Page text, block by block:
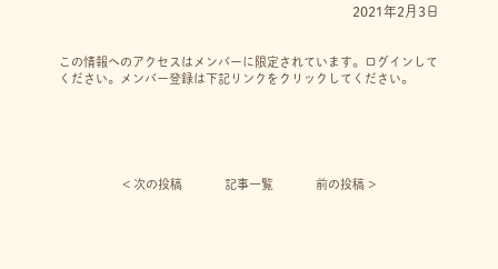
2021年2月3日
この情報へのアクセスはメンバーに限定されています。ログインして
ください。メンバー登録は下記リンクをクリックしてください。
< 次の投稿︎ 記事一覧 前の投稿 >